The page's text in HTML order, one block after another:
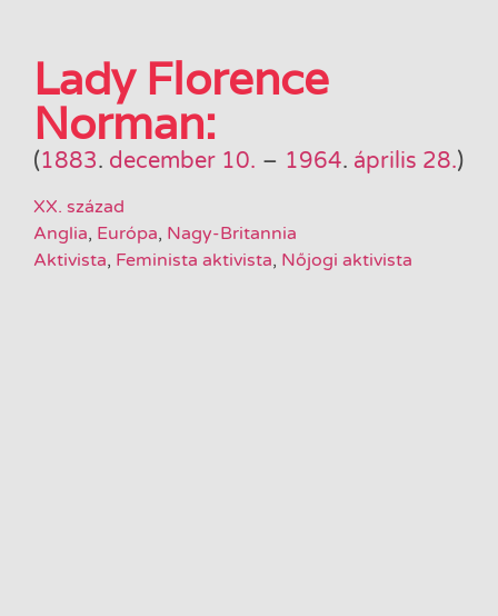
Lady Florence
Norman:
(1883. december 10. – 1964. április 28.)
XX. század
Anglia, Európa, Nagy-Britannia
Aktivista, Feminista aktivista, Nőjogi aktivista